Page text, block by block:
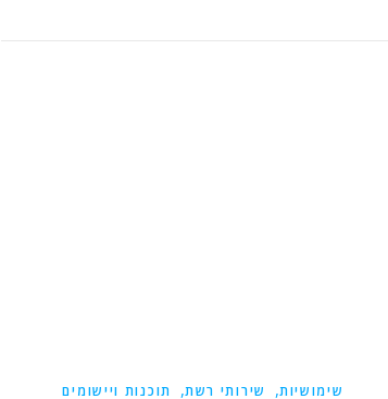
שימושיות, שירותי רשת, תוכנות ויישומים